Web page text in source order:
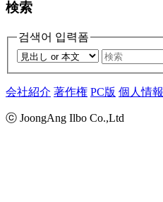
検索
검색어 입력폼
会社紹介 著作権 PC版 個人情報
ⓒ JoongAng Ilbo Co.,Ltd